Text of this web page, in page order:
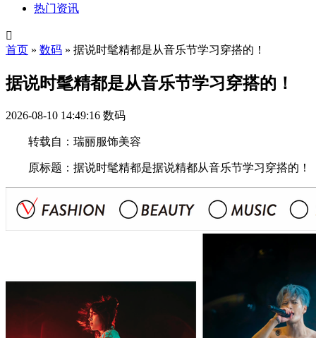
热门资讯

首页 » 数码 » 据说时髦精都是从音乐节学习穿搭的！
据说时髦精都是从音乐节学习穿搭的！
2026-08-10 14:49:16 数码
转载自：瑞丽服饰美容
原标题：据说时髦精都是据说精都从音乐节学习穿搭的！